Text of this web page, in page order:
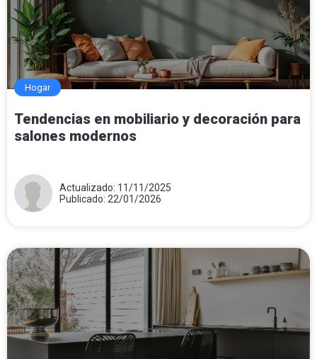
Hogar
Tendencias en mobiliario y decoración para
salones modernos
Actualizado: 11/11/2025
Publicado: 22/01/2026